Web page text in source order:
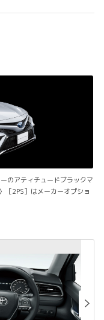
のアティチュードブラックマ
2PS］はメーカーオプショ